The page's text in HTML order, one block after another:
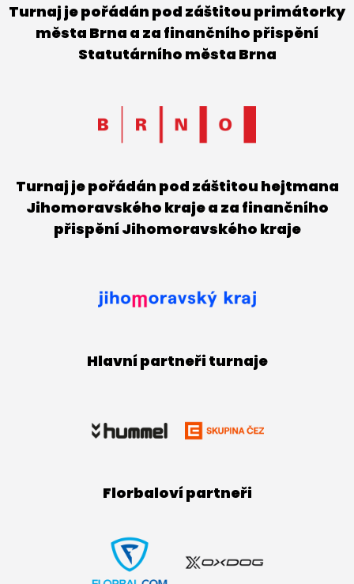
Turnaj je pořádán pod záštitou primátorky
města Brna a za finančního přispění
Statutárního města Brna
Turnaj je pořádán pod záštitou hejtmana
Jihomoravského kraje a za finančního
přispění Jihomoravského kraje
Hlavní partneři turnaje
Florbaloví partneři